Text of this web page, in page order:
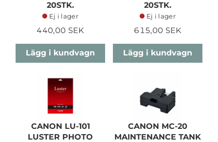
20STK.
Ej i lager
440,00 SEK
Lägg i kundvagn
20STK.
Ej i lager
615,00 SEK
Lägg i kundvagn
CANON LU-101
LUSTER PHOTO
CANON MC-20
MAINTENANCE TANK